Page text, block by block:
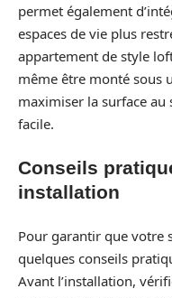
permet également
espaces de vie plus
appartement de style
même être monté sous
maximiser la surface au
facile.
Conseils
installation
Pour garantir que votre
quelques conseils
Avant l’installation,